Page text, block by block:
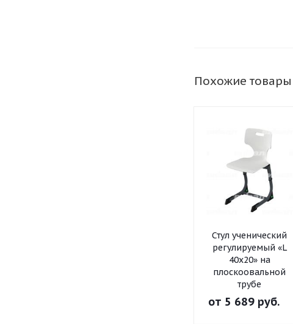
Похожие товары
Стул ученический
регулируемый «L
40x20» на
плоскоовальной
трубе
от 5 689 руб.